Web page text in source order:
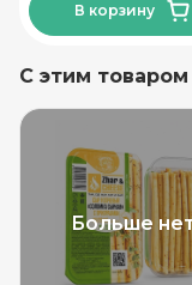
В корзину
С этим
Больше